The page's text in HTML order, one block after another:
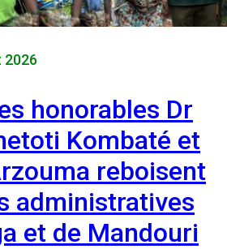
2026
honorables Dr
Kombaté et
reboisent
administratives
et de Mandouri